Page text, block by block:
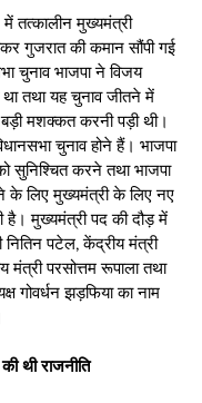
तत्कालीन मुख्यमंत्री
गुजरात की कमान सौंपी गई
चुनाव भाजपा ने विजय
तथा यह चुनाव जीतने में
बड़ी मशक्कत करनी पड़ी थी।
चुनाव होने हैं। भाजपा
सुनिश्चित करने तथा भाजपा
के लिए मुख्यमंत्री के लिए नए
है। मुख्यमंत्री पद की दौड़ में
पटेल, केंद्रीय मंत्री
मंत्री परसोत्तम रूपाला तथा
गोवर्धन झड़फिया का नाम
थी राजनीति